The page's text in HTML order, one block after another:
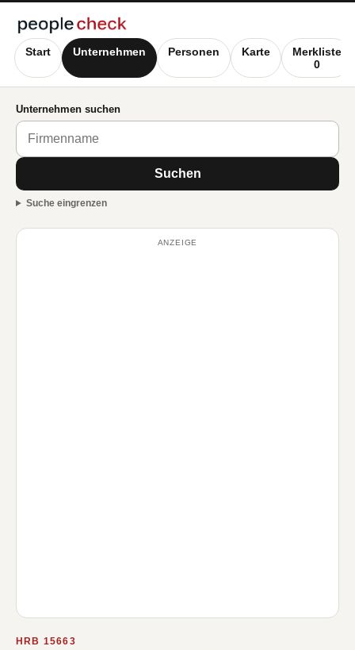
Start Unternehmen Personen Karte
Merkliste
0
Unternehmen suchen
Suchen
Suche eingrenzen
ANZEIGE
HRB 15663